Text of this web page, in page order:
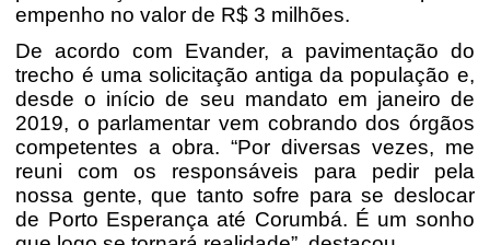
empenho no valor de R$ 3 milhões.
De acordo com Evander, a pavimentação do
trecho é uma solicitação antiga da população e,
desde o início de seu mandato em janeiro de
2019, o parlamentar vem cobrando dos órgãos
competentes a obra. “Por diversas vezes, me
reuni com os responsáveis para pedir pela
nossa gente, que tanto sofre para se deslocar
de Porto Esperança até Corumbá. É um sonho